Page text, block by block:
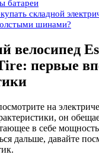
батареи
складной
шинами?
велосипед
первые
на
он
в себе
дальше, давайте